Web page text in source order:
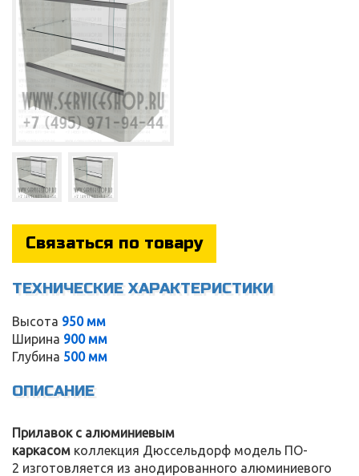
Service
Связаться по товару
ТЕХНИЧЕСКИЕ ХАРАКТЕРИСТИКИ
Высота 950 мм
Ширина 900 мм
Глубина 500 мм
ОПИСАНИЕ
Прилавок с алюминиевым
каркасом коллекция Дюссельдорф модель ПО-
2 изготовляется из анодированного алюминиевого